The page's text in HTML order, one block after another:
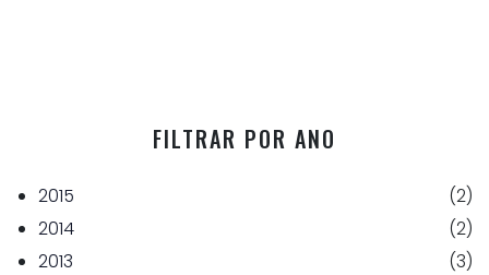
FILTRAR POR ANO
2015
(2)
2014
(2)
2013
(3)